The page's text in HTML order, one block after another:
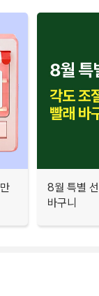
8월 특별
바구니